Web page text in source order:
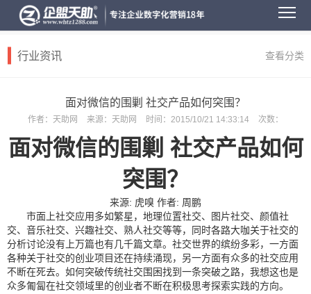
行业资讯 查看分类
面对微信的围剿 社交产品如何突围？
作者： 天助网 来源： 天助网 时间： 2015/10/21 14:33:14 次数：
面对微信的围剿 社交产品如何
突围？
来源: 虎嗅 作者: 周鹏
市面上社交应用多如繁星，地理位置社交、图片社交、颜值社
交、音乐社交、兴趣社交、熟人社交等等，同时各路大咖关于社交的
分析讨论没有上万篇也有几千篇文章。社交世界的缤纷多彩，一方面
各种关于社交的创业项目还在持续涌现，另一方面有众多的社交应用
不断在死去。如何突破传统社交围困找到一条突破之路，我想这也是
众多匍匐在社交领域里的创业者不断在积极思考探索实践的方向。